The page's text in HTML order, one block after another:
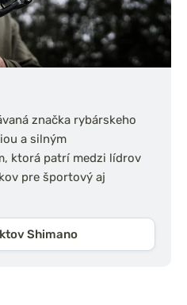
značka rybárskeho
a silným
ktorá patrí medzi lídrov
pre športový aj
Shimano